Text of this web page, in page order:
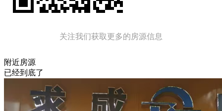
关注我们获取更多的房源信息
附近房源
已经到底了